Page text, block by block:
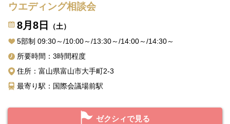
ウエディング相談会
8月8日
（土）
5部制 09:30～/10:00～/13:30～/14:00～/14:30～
所要時間：3時間程度
住所：富山県富山市大手町2-3
最寄り駅：国際会議場前駅
ゼクシィで見る